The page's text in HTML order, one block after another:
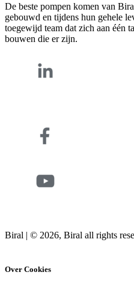
De beste pompen komen van
gebouwd en tijdens hun gehele
toegewijd team dat zich aan één
bouwen die er zijn.
Biral | © 2026, Biral all rights
Over Cookies